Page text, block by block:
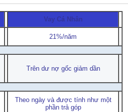
Vay Cá Nhân
21%/năm
Trên dư nợ gốc giảm dần
Theo ngày và được tính như một
phần trả góp